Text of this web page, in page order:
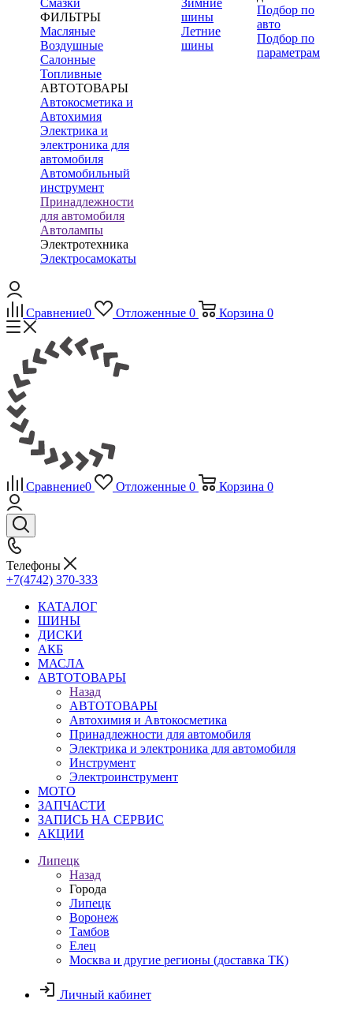
ФИЛЬТРЫ
Масляные
Воздушные
Салонные
Топливные
АВТОТОВАРЫ
Автокосметика и
Автохимия
Электрика и
электроника для
автомобиля
Автомобильный
инструмент
Принадлежности
для автомобиля
Автолампы
Электротехника
Электросамокаты
шины
Летние
шины
Подбор по
авто
Подбор по
параметрам
Сравнение0 Отложенные 0 Корзина 0
Сравнение0 Отложенные 0 Корзина 0
Телефоны
+7(4742) 370-333
КАТАЛОГ
ШИНЫ
ДИСКИ
АКБ
МАСЛА
АВТОТОВАРЫ
Назад
АВТОТОВАРЫ
Автохимия и Автокосметика
Принадлежности для автомобиля
Электрика и электроника для автомобиля
Инструмент
Электроинструмент
МОТО
ЗАПЧАСТИ
ЗАПИСЬ НА СЕРВИС
АКЦИИ
Липецк
Назад
Города
Липецк
Воронеж
Тамбов
Елец
Москва и другие регионы (доставка ТК)
Личный кабинет